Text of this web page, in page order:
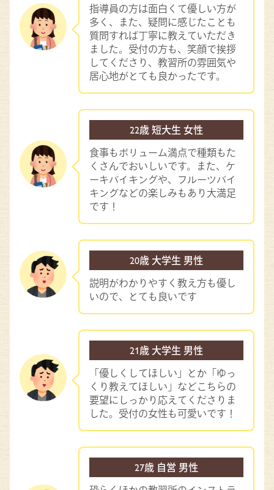
指導員の方は面白くて優しい方が
多く、また、疑問に感じたことも
質問すれば丁寧に教えていただき
ました。受付の方も、笑顔で挨拶
してくださり、教習所の雰囲気や
居心地がとても良かったです。
22歳 短大生 女性
食事もボリューム満点で種類もた
くさんでおいしいです。また、ケ
ーキバイキングや、フルーツバイ
キングなどの楽しみもあり大満足
です！
20歳 大学生 男性
説明がわかりやすく教え方も優し
いので、とても良いです
21歳 大学生 男性
「優しくしてほしい」とか「ゆっ
くり教えてほしい」などこちらの
要望にしっかり応えてくださりま
した。受付の女性も可愛いです！
27歳 自営 男性